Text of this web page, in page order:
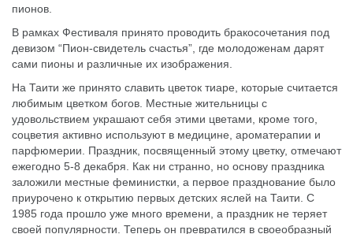
пионов.
В рамках Фестиваля принято проводить бракосочетания под
девизом “Пион-свидетель счастья”, где молодоженам дарят
сами пионы и различные их изображения.
На Таити же принято славить цветок тиаре, которые считается
любимым цветком богов. Местные жительницы с
удовольствием украшают себя этими цветами, кроме того,
соцветия активно используют в медицине, ароматерапии и
парфюмерии. Праздник, посвященный этому цветку, отмечают
ежегодно 5-8 декабря. Как ни странно, но основу праздника
заложили местные феминистки, а первое празднование было
приурочено к открытию первых детских яслей на Таити. С
1985 года прошло уже много времени, а праздник не теряет
своей популярности. Теперь он превратился в своеобразный